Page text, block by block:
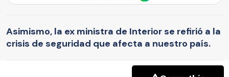
Asimismo, la ex ministra de Interior se refirió a la
crisis de seguridad que afecta a nuestro país.